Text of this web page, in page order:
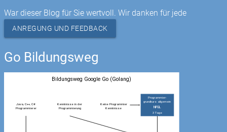
War dieser Blog für Sie wertvoll. Wir danken für jede
ANREGUNG UND FEEDBACK
Go Bildungsweg